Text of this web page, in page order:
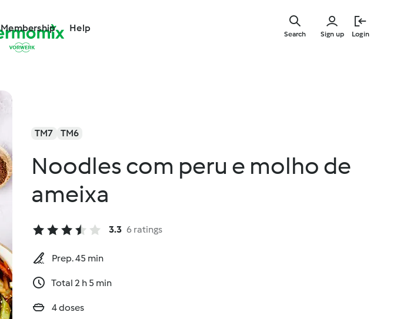
Membership Help
Sign up Login
Search
TM7 TM6
Noodles com peru e molho de
ameixa
3.3 6 ratings
Prep. 45 min
Total 2 h 5 min
4 doses